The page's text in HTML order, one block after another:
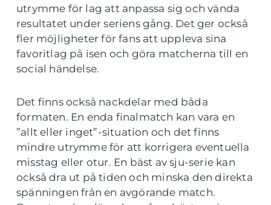
utrymme för lag att anpassa sig och vända
resultatet under seriens gång. Det ger också
fler möjligheter för fans att uppleva sina
favoritlag på isen och göra matcherna till en
social händelse.
Det finns också nackdelar med båda
formaten. En enda finalmatch kan vara en
”allt eller inget”-situation och det finns
mindre utrymme för att korrigera eventuella
misstag eller otur. En bäst av sju-serie kan
också dra ut på tiden och minska den direkta
spänningen från en avgörande match.